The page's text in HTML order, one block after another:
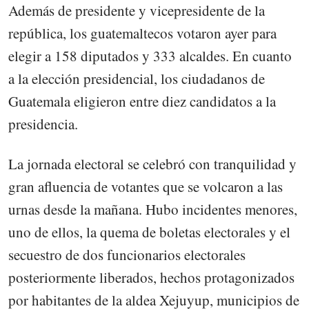
Además de presidente y vicepresidente de la
república, los guatemaltecos votaron ayer para
elegir a 158 diputados y 333 alcaldes. En cuanto
a la elección presidencial, los ciudadanos de
Guatemala eligieron entre diez candidatos a la
presidencia.
La jornada electoral se celebró con tranquilidad y
gran afluencia de votantes que se volcaron a las
urnas desde la mañana. Hubo incidentes menores,
uno de ellos, la quema de boletas electorales y el
secuestro de dos funcionarios electorales
posteriormente liberados, hechos protagonizados
por habitantes de la aldea Xejuyup, municipios de